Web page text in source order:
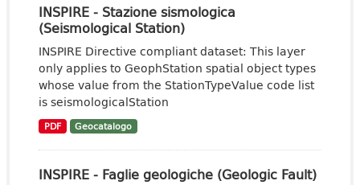
INSPIRE - Stazione sismologica
(Seismological Station)
INSPIRE Directive compliant dataset: This layer
only applies to GeophStation spatial object types
whose value from the StationTypeValue code list
is seismologicalStation
PDF Geocatalogo
INSPIRE - Faglie geologiche (Geologic Fault)